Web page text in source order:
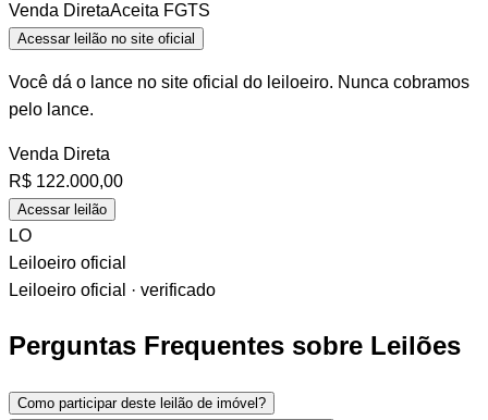
Venda DiretaAceita FGTS
Acessar leilão no site oficial
Você dá o lance no site oficial do leiloeiro. Nunca cobramos
pelo lance.
Venda Direta
R$ 122.000,00
Acessar leilão
LO
Leiloeiro oficial
Leiloeiro oficial · verificado
Perguntas Frequentes sobre Leilões
Como participar deste leilão de imóvel?